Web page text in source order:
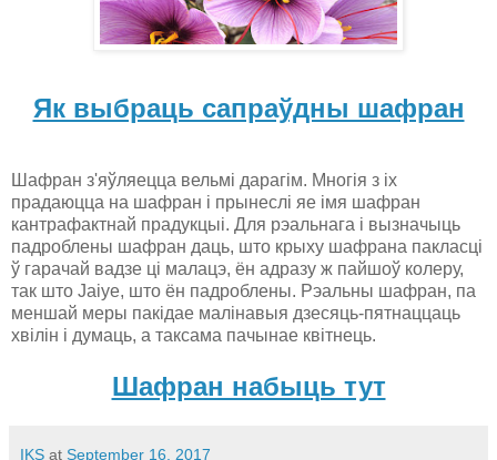
Як выбраць сапраўдны шафран
Шафран з'яўляецца вельмі дарагім. Многія з іх
прадаюцца на шафран і прынеслі яе імя шафран
кантрафактнай прадукцыі. Для рэальнага і вызначыць
падроблены шафран даць, што крыху шафрана пакласці
ў гарачай вадзе ці малацэ, ён адразу ж пайшоў колеру,
так што Jaiye, што ён падроблены. Рэальны шафран, па
меншай меры пакідае малінавыя дзесяць-пятнаццаць
хвілін і думаць, а таксама пачынае квітнець.
Шафран набыць тут
IKS at September 16, 2017